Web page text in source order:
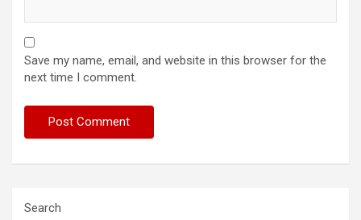
Save my name, email, and website in this browser for the
next time I comment.
Search